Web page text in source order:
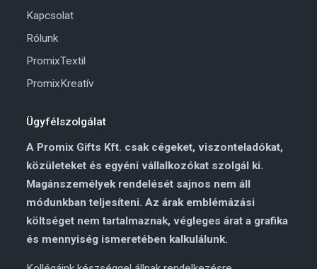
Kapcsolat
Rólunk
PromixTextil
PromixKreatív
Ügyfélszolgálat
A Promix Gifts Kft. csak cégeket, viszonteladókat,
közületeket és egyéni vállalkozókat szolgál ki.
Magánszemélyek rendelését sajnos nem áll
módunkban teljesíteni. Az árak emblémázási
költséget nem tartalmaznak, végleges árat a grafika
és mennyiség ismeretében kalkulálunk.